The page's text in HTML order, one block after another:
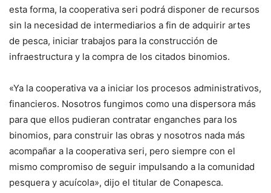
esta forma, la cooperativa seri podrá disponer de recursos
sin la necesidad de intermediarios a fin de adquirir artes
de pesca, iniciar trabajos para la construcción de
infraestructura y la compra de los citados binomios.
«Ya la cooperativa va a iniciar los procesos administrativos,
financieros. Nosotros fungimos como una dispersora más
para que ellos pudieran contratar enganches para los
binomios, para construir las obras y nosotros nada más
acompañar a la cooperativa seri, pero siempre con el
mismo compromiso de seguir impulsando a la comunidad
pesquera y acuícola», dijo el titular de Conapesca.